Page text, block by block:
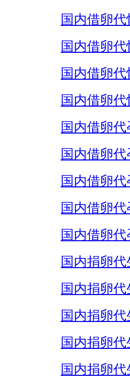
国内借卵代
国内借卵
国内借卵代
国内借卵代
国内借卵
国内借卵代
国内借卵
国内借卵代
国内借卵代
国内捐卵
国内捐卵代
国内捐卵
国内捐卵代
国内捐卵代